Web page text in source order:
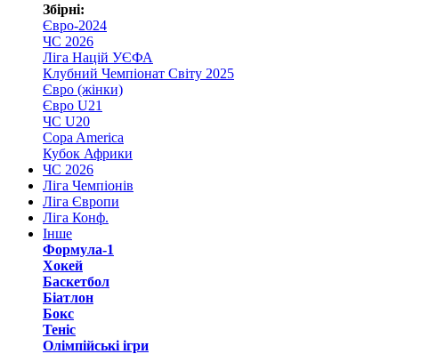
Збірні:
Євро-2024
ЧС 2026
Ліга Націй УЄФА
Клубний Чемпіонат Світу 2025
Євро (жінки)
Євро U21
ЧС U20
Copa America
Кубок Африки
ЧС 2026
Ліга Чемпіонів
Ліга Європи
Ліга Конф.
Інше
Формула-1
Хокей
Баскетбол
Біатлон
Бокс
Теніс
Олімпійські ігри